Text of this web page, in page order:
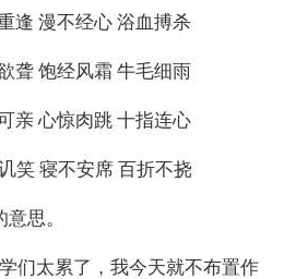
漫不经心 浴血搏杀
饱经风霜 牛毛细雨
心惊肉跳 十指连心
寝不安席 百折不挠
思。
太累了，我今天就不布置作